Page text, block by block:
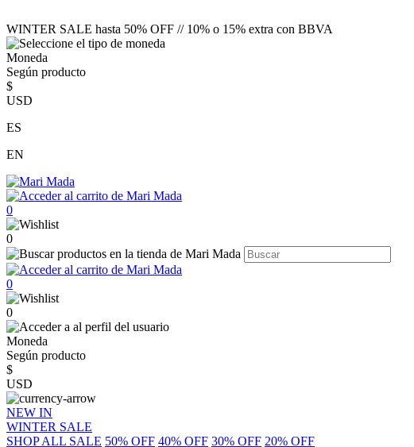
WINTER SALE hasta 50% OFF // 10% o 15% extra con BBVA
Moneda
Según producto
$
USD
ES
EN
0
0
0
0
Moneda
Según producto
$
USD
NEW IN
WINTER SALE
SHOP ALL SALE 50% OFF 40% OFF 30% OFF 20% OFF